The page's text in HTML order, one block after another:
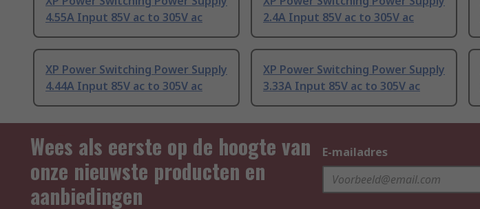
4.55A Input 85V ac to 305V ac
2.4A Input 85V ac to 305V ac
XP Power Switching Power Supply
4.44A Input 85V ac to 305V ac
XP Power Switching Power Supply
3.33A Input 85V ac to 305V ac
Wees als eerste op de hoogte van
onze nieuwste producten en
aanbiedingen
E-mailadres